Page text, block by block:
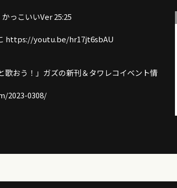
っこいいVer 25:25
https://youtu.be/hr17jt6sbAU
歌おう！」ガズの新刊＆タワレコイベント情
2023-0308/
→「G-LABOウクレレ SHOP」